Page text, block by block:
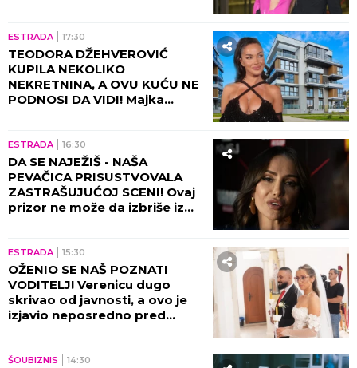
ESTRADA 17:30
TEODORA DŽEHVEROVIĆ
KUPILA NEKOLIKO
NEKRETNINA, A OVU KUĆU NE
PODNOSI DA VIDI! Majka
ESTRADA 16:30
DA SE NAJEŽIŠ - NAŠA
PEVAČICA PRISUSTVOVALA
ZASTRAŠUJUĆOJ SCENI! Ovaj
prizor ne može da izbriše iz
ESTRADA 15:30
OŽENIO SE NAŠ POZNATI
VODITELJ! Verenicu dugo
skrivao od javnosti, a ovo je
izjavio neposredno pred
ŠOUBIZNIS 14:30